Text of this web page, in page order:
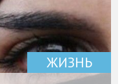
ЖИЗНЬ